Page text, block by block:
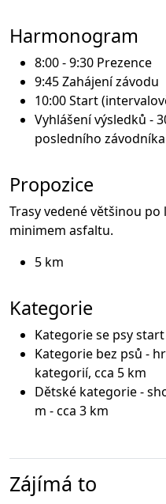
Harmonogram
8:00 - 9:30 Prezence
9:45 Zahájení závodu
10:00 Start
Vyhlášení výsledků -
posledního závodníka
Propozice
Trasy vedené většinou
minimem asfaltu.
5 km
Kategorie
Kategorie se psy
Kategorie bez psů -
kategorií, cca 5 km
Dětské kategorie -
m - cca 3 km
Zájímá to